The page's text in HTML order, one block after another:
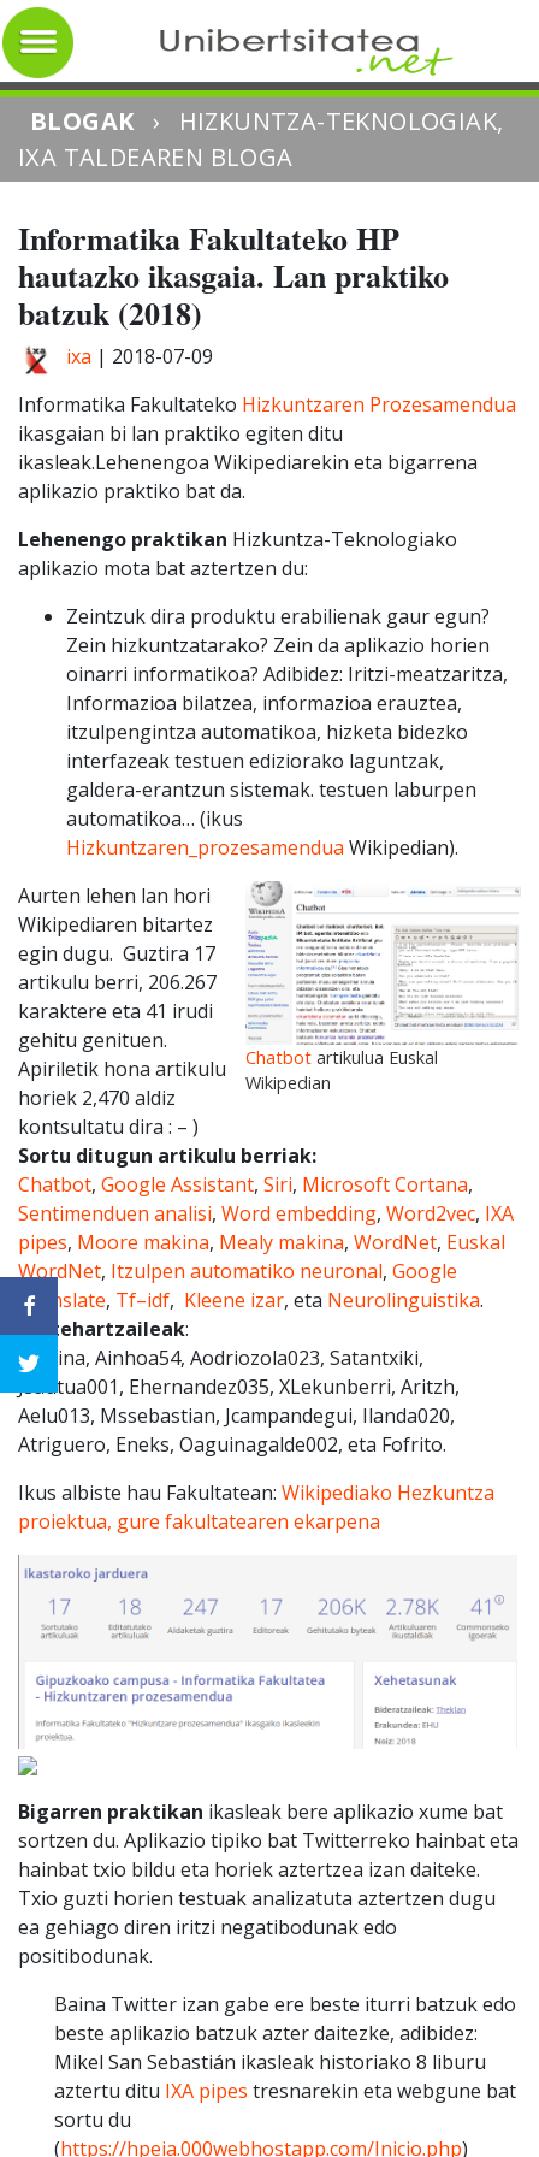
BLOGAK ›
HIZKUNTZA-TEKNOLOGIAK,
IXA TALDEAREN BLOGA
Informatika Fakultateko HP
hautazko ikasgaia. Lan praktiko
batzuk (2018)
ixa | 2018-07-09
Informatika Fakultateko Hizkuntzaren Prozesamendua
ikasgaian bi lan praktiko egiten ditu
ikasleak.Lehenengoa Wikipediarekin eta bigarrena
aplikazio praktiko bat da.
Lehenengo praktikan Hizkuntza-Teknologiako
aplikazio mota bat aztertzen du:
Zeintzuk dira produktu erabilienak gaur egun?
Zein hizkuntzatarako? Zein da aplikazio horien
oinarri informatikoa? Adibidez: Iritzi-meatzaritza,
Informazioa bilatzea, informazioa erauztea,
itzulpengintza automatikoa, hizketa bidezko
interfazeak testuen ediziorako laguntzak,
galdera-erantzun sistemak. testuen laburpen
automatikoa… (ikus
Hizkuntzaren_prozesamendua Wikipedian).
Chatbot artikulua Euskal
Wikipedian
Aurten lehen lan hori
Wikipediaren bitartez
egin dugu. Guztira 17
artikulu berri, 206.267
karaktere eta 41 irudi
gehitu genituen.
Apiriletik hona artikulu
horiek 2,470 aldiz
kontsultatu dira : – )
Sortu ditugun artikulu berriak:
Chatbot, Google Assistant, Siri, Microsoft Cortana,
Sentimenduen analisi, Word embedding, Word2vec, IXA
pipes, Moore makina, Mealy makina, WordNet, Euskal
WordNet, Itzulpen automatiko neuronal, Google
Translate, Tf–idf, Kleene izar, eta Neurolinguistika.
Partehartzaileak:
Aitidina, Ainhoa54, Aodriozola023, Satantxiki,
Jsautua001, Ehernandez035, XLekunberri, Aritzh,
Aelu013, Mssebastian, Jcampandegui, Ilanda020,
Atriguero, Eneks, Oaguinagalde002, eta Fofrito.
Ikus albiste hau Fakultatean: Wikipediako Hezkuntza
proiektua, gure fakultatearen ekarpena
Bigarren praktikan ikasleak bere aplikazio xume bat
sortzen du. Aplikazio tipiko bat Twitterreko hainbat eta
hainbat txio bildu eta horiek aztertzea izan daiteke.
Txio guzti horien testuak analizatuta aztertzen dugu
ea gehiago diren iritzi negatibodunak edo
positibodunak.
Baina Twitter izan gabe ere beste iturri batzuk edo
beste aplikazio batzuk azter daitezke, adibidez:
Mikel San Sebastián ikasleak historiako 8 liburu
aztertu ditu IXA pipes tresnarekin eta webgune bat
sortu du
(https://hpeia.000webhostapp.com/Inicio.php)